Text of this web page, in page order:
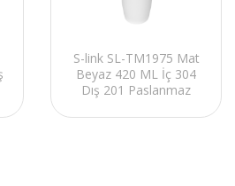
S-link SL-TM1975 Mat
Beyaz 420 ML İç 304
Dış 201 Paslanmaz